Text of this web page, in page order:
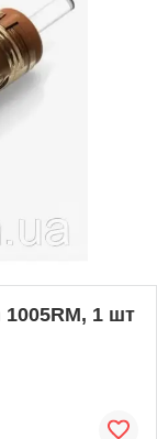
1 шт